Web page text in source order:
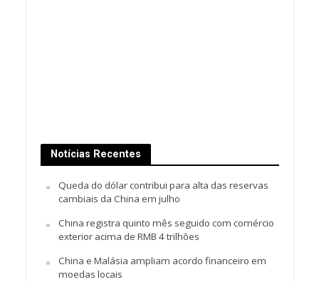
Notícias Recentes
Queda do dólar contribui para alta das reservas
cambiais da China em julho
China registra quinto mês seguido com comércio
exterior acima de RMB 4 trilhões
China e Malásia ampliam acordo financeiro em
moedas locais